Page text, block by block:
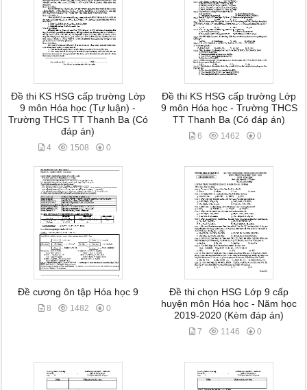
Đề thi KS HSG cấp trường Lớp
9 môn Hóa học (Tự luận) -
Trường THCS TT Thanh Ba (Có
đáp án)
4 1508 0
Đề thi KS HSG cấp trường Lớp
9 môn Hóa học - Trường THCS
TT Thanh Ba (Có đáp án)
6 1462 0
Đề cương ôn tập Hóa học 9
8 1482 0
Đề thi chọn HSG Lớp 9 cấp
huyện môn Hóa học - Năm học
2019-2020 (Kèm đáp án)
7 1146 0